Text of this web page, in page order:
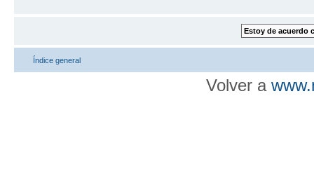
Índice general
Volver a